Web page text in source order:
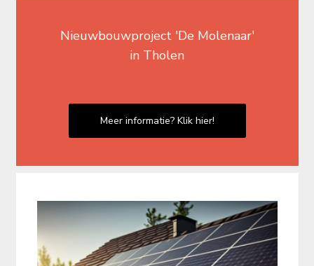
Nieuwbouwproject 'De Molenaar'
in Tholen
Meer informatie? Klik hier!